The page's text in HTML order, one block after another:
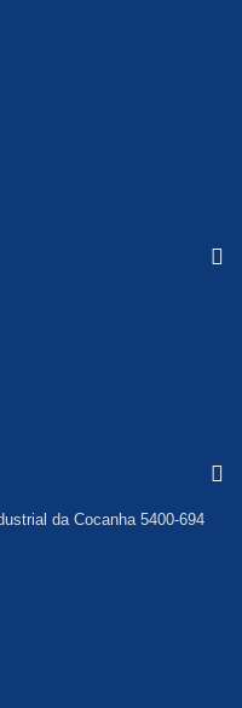
da Cocanha 5400-694